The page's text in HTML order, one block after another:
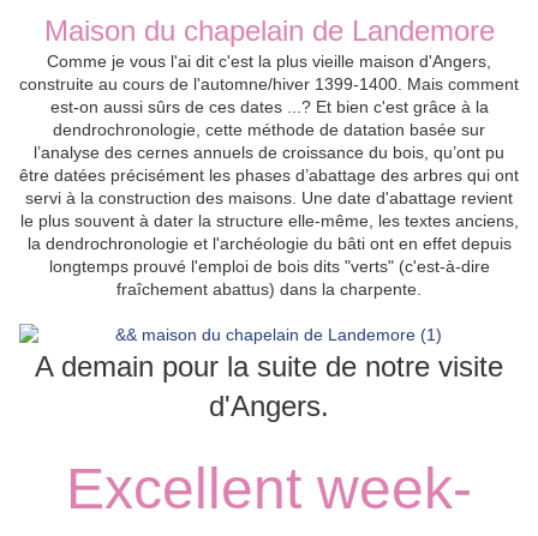
Maison du chapelain de Landemore
Comme je vous l'ai dit c'est la plus vieille maison d'Angers,
construite au cours de l'automne/hiver 1399-1400. Mais comment
est-on aussi sûrs de ces dates ...? Et bien c'est grâceà la
dendrochronologie, cette méthode de datation basée sur
l’analyse des cernes annuels de croissance du bois, qu’ont pu
être datées précisément les phases d’abattage des arbres qui ont
servi à la construction des maisons. Une date d'abattage revient
le plus souvent à dater la structure elle-même, les textes anciens,
la dendrochronologie et l'archéologie du bâti ont en effet depuis
longtemps prouvé l'emploi de bois dits "verts" (c'est-à-dire
fraîchement abattus) dans la charpente.
A demain pour la suite de notre visite
d'Angers.
Excellent week-